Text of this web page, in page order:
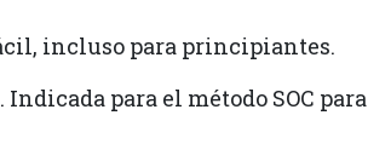
incluso para principiantes.
para el método SOC